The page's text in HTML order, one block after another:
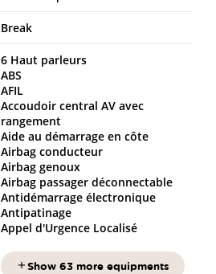
Break
6 Haut parleurs
ABS
AFIL
Accoudoir central AV avec
rangement
Aide au démarrage en côte
Airbag conducteur
Airbag genoux
Airbag passager déconnectable
Antidémarrage électronique
Antipatinage
Appel d'Urgence Localisé
Show 63 more equipments